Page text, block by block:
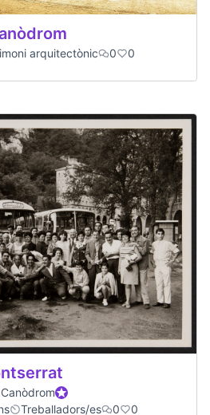
arquitectònic 0 0
Official participant
Treballadors/es 0 0